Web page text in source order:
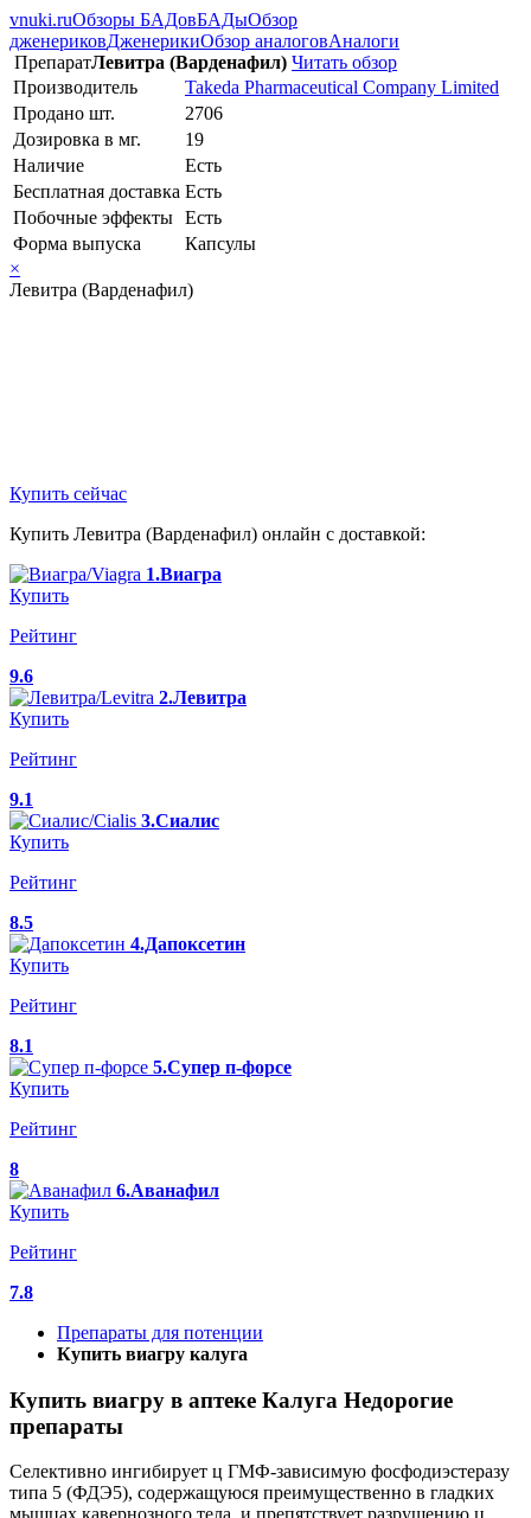
vnuki.ruОбзоры БАДовБАДыОбзор
дженериковДженерикиОбзор аналоговАналоги
ПрепаратЛевитра (Варденафил) Читать обзор
Производитель
Takeda Pharmaceutical Company Limited
Продано шт.
2706
Дозировка в мг.
19
Наличие
Есть
Бесплатная доставка Есть
Побочные эффекты Есть
Форма выпуска
Капсулы
×
Левитра (Варденафил)
Купить сейчас
Купить Левитра (Варденафил) онлайн с доставкой:
1.Виагра
Купить
Рейтинг
9.6
2.Левитра
Купить
Рейтинг
9.1
3.Сиалис
Купить
Рейтинг
8.5
4.Дапоксетин
Купить
Рейтинг
8.1
5.Супер п-форсе
Купить
Рейтинг
8
6.Аванафил
Купить
Рейтинг
7.8
Препараты для потенции
Купить виагру калуга
Купить виагру в аптеке Калуга Недорогие
препараты
Селективно ингибирует ц ГМФ-зависимую фосфодиэстеразу
типа 5 (ФДЭ5), содержащуюся преимущественно в гладких